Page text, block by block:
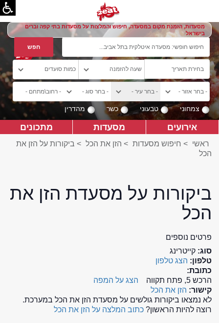
מסעדות, הזמנת מקום במסעדה, חיפוש והמלצות על מסעדות בתי קפה וברים
בישראל
צמחוני טבעוני כשר מהדרין
אירועים מסעדות מתכונים
ראשי > חיפוש מסעדות > הזן את הכל > ביקורות על הזן את
הכל
ביקורות על מסעדת הזן את
הכל
פרטים נוספים
סוג: קייטרינג
טלפון: הצג טלפון
כתובת:
הרכש 5, פתח תקווה
הצג על המפה
קישור: הזן את הכל
לא נמצאו ביקורות גולשים על מסעדת הזן את הכל במערכת.
רוצה להיות הראשון? כתוב המלצה על הזן את הכל